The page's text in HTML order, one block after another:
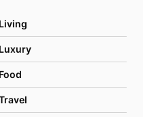
Living
Luxury
Food